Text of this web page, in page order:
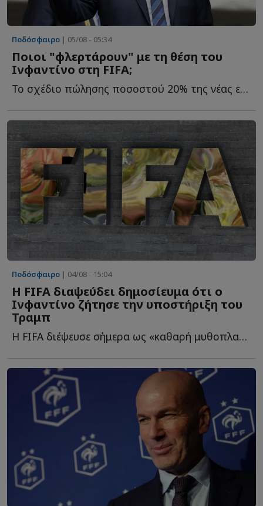
Ποδόσφαιρο | 05/08 - 05:34
Ποιοι "φλερτάρουν" με τη θέση του
Ινφαντίνο στη FIFA;
Το σχέδιο πώλησης ποσοστού 20% της νέας εμπορικής εταιρείας τ...
Ποδόσφαιρο | 04/08 - 15:04
Η FIFA διαψεύδει δημοσίευμα ότι ο
Ινφαντίνο ζήτησε την υποστήριξη του
Τραμπ
Η FIFA διέψευσε σήμερα ως «καθαρή μυθοπλασία» δημοσίευμα ό...